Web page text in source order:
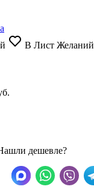
В Лист Желаний
дешевле?